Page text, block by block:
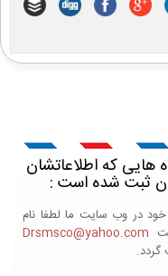
هایی که اطلاعاتشان
ثبت شده است :
در وب سایت ما لطفا نام
Drsmsco@yahoo.com
گردد.